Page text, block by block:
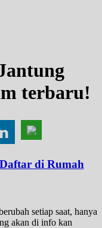
terbaru!
di Rumah
setiap saat, hanya
akan di info kan